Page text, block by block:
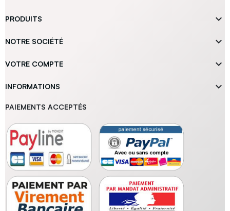
PRODUITS 
NOTRE SOCIÉTÉ 
VOTRE COMPTE 
INFORMATIONS 
PAIEMENTS ACCEPTÉS